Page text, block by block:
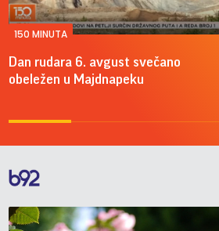
150 MINUTA
Dan rudara 6. avgust svečano
obeležen u Majdnapeku